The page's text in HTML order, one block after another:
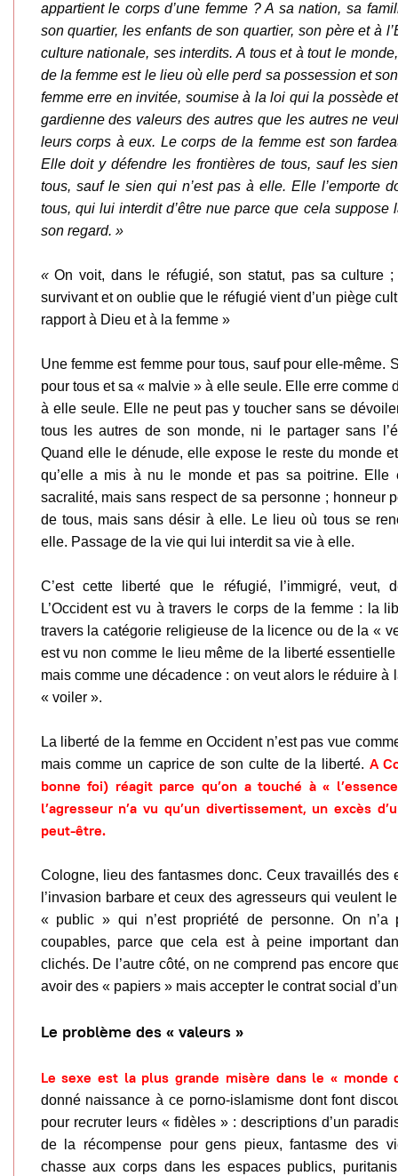
appartient le corps d’une femme ? A sa nation, sa
son quartier, les enfants de son quartier, son père et à
culture nationale, ses interdits. A tous et à tout le
de la femme est le lieu où elle perd sa possession et
femme erre en invitée, soumise à la loi qui la possède
gardienne des valeurs des autres que les autres ne
leurs corps à eux. Le corps de la femme est son
Elle doit y défendre les frontières de tous, sauf les
tous, sauf le sien qui n’est pas à elle. Elle l’emporte
tous, qui lui interdit d’être nue parce que cela suppose
son regard. »
«On voit, dans le réfugié, son statut, pas sa culture
survivant et on oublie que le réfugié vient d’un piège
rapport à Dieu et à la femme »
Une femme est femme pour tous, sauf pour elle-même.
pour tous et sa « malvie » à elle seule. Elle erre comme
à elle seule. Elle ne peut pas y toucher sans se
tous les autres de son monde, ni le partager sans
Quand elle le dénude, elle expose le reste du monde
qu’elle a mis à nu le monde et pas sa poitrine. Elle
sacralité, mais sans respect de sa personne ; honneur
de tous, mais sans désir à elle. Le lieu où tous se
elle. Passage de la vie qui lui interdit sa vie à elle.
C’est cette liberté que le réfugié, l’immigré, veut,
L’Occident est vu à travers le corps de la femme : la
travers la catégorie religieuse de la licence ou de la «
est vu non comme le lieu même de la liberté
mais comme une décadence : on veut alors le réduire à
« voiler ».
La liberté de la femme en Occident n’est pas vue
mais comme un caprice de son culte de la liberté. A
bonne foi) réagit parce qu’on a touché à «
l’agresseur n’a vu qu’un divertissement, un excès
peut-être.
Cologne, lieu des fantasmes donc. Ceux travaillés des
l’invasion barbare et ceux des agresseurs qui veulent
« public » qui n’est propriété de personne. On n’a
coupables, parce que cela est à peine important
clichés. De l’autre côté, on ne comprend pas encore
avoir des « papiers » mais accepter le contrat social
Le problème des « valeurs »
Le sexe est la plus grande misère dans le « monde
donné naissance à ce porno-islamisme dont font
pour recruter leurs « fidèles » : descriptions d’un
de la récompense pour gens pieux, fantasme des
chasse aux corps dans les espaces publics,